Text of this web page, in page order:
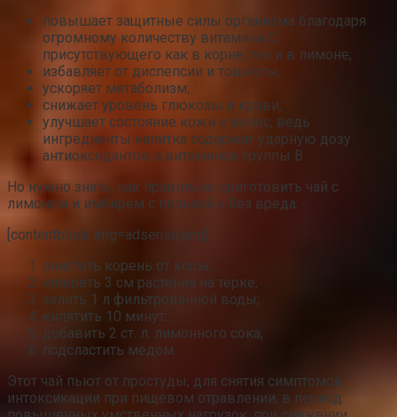
повышает защитные силы организма благодаря
огромному количеству витамина С,
присутствующего как в корне, так и в лимоне;
избавляет от диспепсии и тошноты;
ускоряет метаболизм;
снижает уровень глюкозы в крови;
улучшает состояние кожи и волос, ведь
ингредиенты напитка содержат ударную дозу
антиоксидантов и витаминов группы В.
Но нужно знать, как правильно приготовить чай с
лимоном и имбирем с пользой и без вреда:
[contentblock img=adsense.png]
очистить корень от коры;
натереть 3 см растения на терке;
залить 1 л фильтрованной воды;
кипятить 10 минут;
добавить 2 ст. л. лимонного сока;
подсластить медом.
Этот чай пьют от простуды, для снятия симптомов
интоксикации при пищевом отравлении, в период